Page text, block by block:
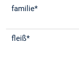
familie*
fleiß*